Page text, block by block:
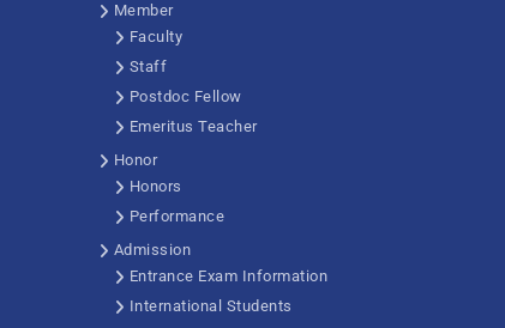
Member
Faculty
Staff
Postdoc Fellow
Emeritus Teacher
Honor
Honors
Performance
Admission
Entrance Exam Information
International Students